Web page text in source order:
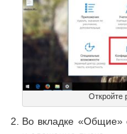
Откройте
Во вкладке «Общие»